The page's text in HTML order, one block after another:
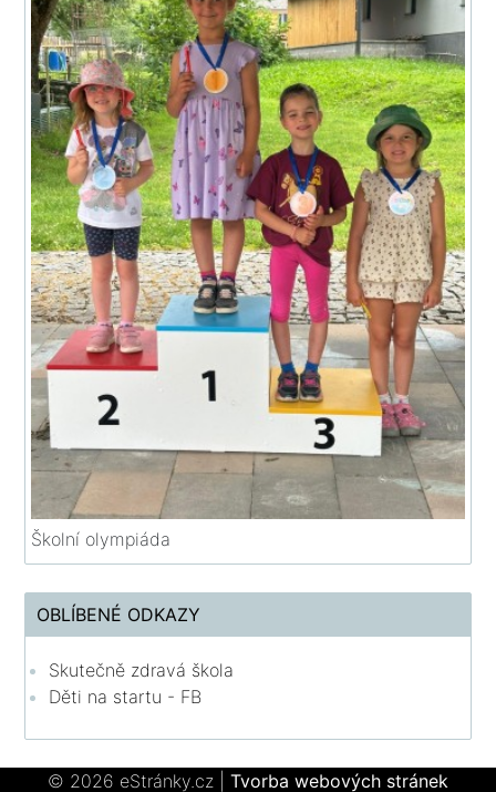
Školní olympiáda
OBLÍBENÉ ODKAZY
Skutečně zdravá škola
Děti na startu - FB
© 2026 eStránky.cz Tvorba webových stránek